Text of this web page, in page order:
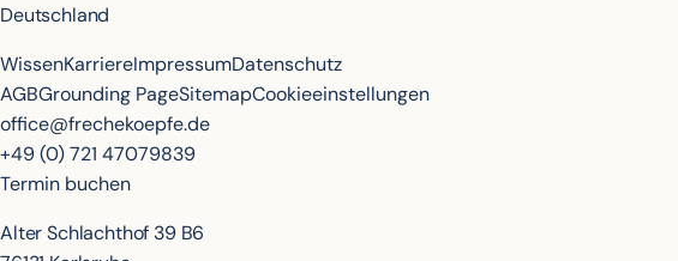
Deutschland
WissenKarriereImpressumDatenschutz
AGBGrounding PageSitemapCookieeinstellungen
office@frechekoepfe.de
+49 (0) 721 47079839
Termin buchen
Alter Schlachthof 39 B6